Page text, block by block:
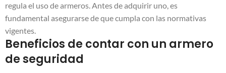
regula el uso de armeros. Antes de adquirir uno, es
fundamental asegurarse de que cumpla con las normativas
vigentes.
Beneficios de contar con un armero
de seguridad